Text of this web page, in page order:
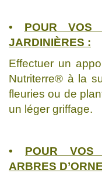
• POUR
JARDINIÈRES :
Effectuer un
Nutriterre® à la
fleuries ou de
un léger griffage.
• POUR VOS
ARBRES